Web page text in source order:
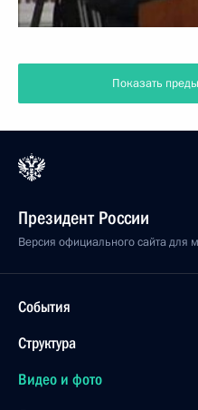
Показать
Президент России
Версия официального сайта для
События
Структура
Видео и фото